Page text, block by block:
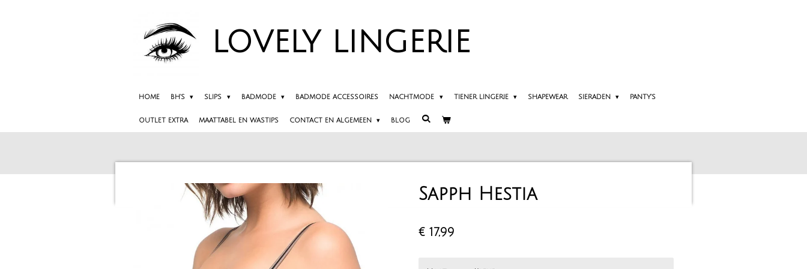
LOVELY LINGERIE
HOME BH'S SLIPS BADMODE BADMODE ACCESSOIRES NACHTMODE TIENER LINGERIE SHAPEWEAR SIERADEN PANTY'S
OUTLET EXTRA MAATTABEL EN WASTIPS CONTACT EN ALGEMEEN BLOG
Sapph Hestia
€ 17,99